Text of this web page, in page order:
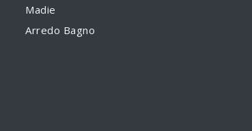
Madie
Arredo Bagno